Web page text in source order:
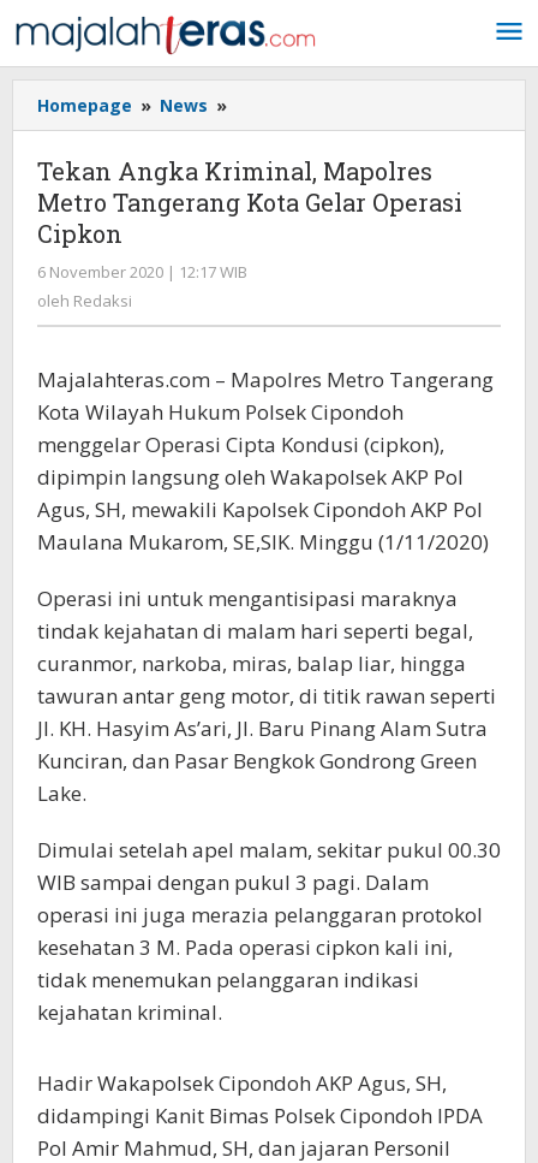
ke
konten
Homepage » News »
Angka
Kriminal,
Mapolres
Metro
Gelar
Cipkon
Tekan Angka Kriminal, Mapolres
Metro Tangerang Kota Gelar Operasi
Cipkon
6 November 2020 | 12:17 WIB
oleh Redaksi
Majalahteras.com – Mapolres Metro Tangerang
Kota Wilayah Hukum Polsek Cipondoh
menggelar Operasi Cipta Kondusi (cipkon),
dipimpin langsung oleh Wakapolsek AKP Pol
Agus, SH, mewakili Kapolsek Cipondoh AKP Pol
Maulana Mukarom, SE,SIK. Minggu (1/11/2020)
Operasi ini untuk mengantisipasi maraknya
tindak kejahatan di malam hari seperti begal,
curanmor, narkoba, miras, balap liar, hingga
tawuran antar geng motor, di titik rawan seperti
Jl. KH. Hasyim As’ari, Jl. Baru Pinang Alam Sutra
Kunciran, dan Pasar Bengkok Gondrong Green
Lake.
Dimulai setelah apel malam, sekitar pukul 00.30
WIB sampai dengan pukul 3 pagi. Dalam
operasi ini juga merazia pelanggaran protokol
kesehatan 3 M. Pada operasi cipkon kali ini,
tidak menemukan pelanggaran indikasi
kejahatan kriminal.
Hadir Wakapolsek Cipondoh AKP Agus, SH,
didampingi Kanit Bimas Polsek Cipondoh IPDA
Pol Amir Mahmud, SH, dan jajaran Personil